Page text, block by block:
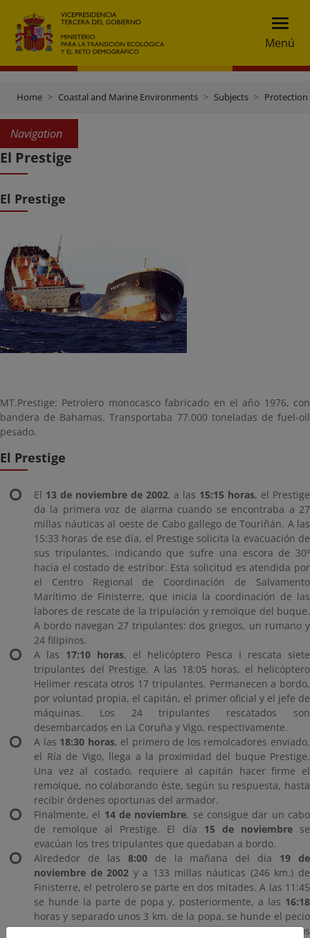
Menú
Home Coastal and Marine Environments Subjects
Navigation
El Prestige
El Prestige
MT.Prestige: Petrolero monocasco fabricado en el año 1976, con
bandera de Bahamas. Transportaba 77.000 toneladas de fuel-oil
pesado.
El Prestige
El 13 de noviembre de 2002, a las 15:15 horas, el Prestige
da la primera voz de alarma cuando se encontraba a 27
millas náuticas al oeste de Cabo gallego de Touriñán. A las
15:33 horas de ese día, el Prestige solicita la evacuación de
sus tripulantes, indicando que sufre una escora de 30º
hacia el costado de estribor. Esta solicitud es atendida por
el Centro Regional de Coordinación de Salvamento
Marítimo de Finisterre, que inicia la coordinación de las
labores de rescate de la tripulación y remolque del buque.
A bordo navegan 27 tripulantes: dos griegos, un rumano y
24 filipinos.
A las 17:10 horas, el helicóptero Pesca I rescata siete
tripulantes del Prestige. A las 18:05 horas, el helicóptero
Helimer rescata otros 17 tripulantes. Permanecen a bordo,
por voluntad propia, el capitán, el primer oficial y el jefe de
máquinas. Los 24 tripulantes rescatados son
desembarcados en La Coruña y Vigo, respectivamente.
A las 18:30 horas, el primero de los remolcadores enviado,
el Ría de Vigo, llega a la proximidad del buque Prestige.
Una vez al costado, requiere al capitán hacer firme el
remolque, no colaborando éste, según su respuesta, hasta
recibir órdenes oportunas del armador.
Finalmente, el 14 de noviembre, se consigue dar un cabo
de remolque al Prestige. El día 15 de noviembrese
evacúan los tres tripulantes que quedaban a bordo.
Alrededor de las 8:00de la mañana del día 19 de
noviembre de 2002 y a 133 millas náuticas (246 km.) de
Finisterre, el petrolero se parte en dos mitades. A las 11:45
se hunde la parte de popa y, posteriormente, a las 16:18
horas y separado unos 3 km. de la popa, se hunde el pecio
de proa. Las dos mitades se hunden a unos 3.600 metros